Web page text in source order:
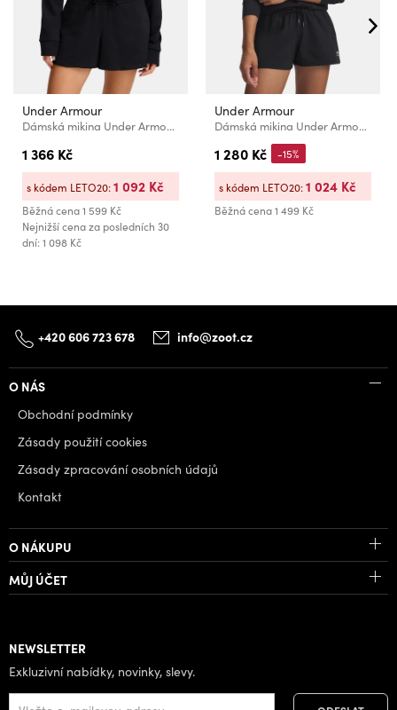
Under Armour
Dámská mikina Under Armour UA Rival Terry Crew
1 366 Kč
Běžná cena1 599 Kč
Nejnižší cena za posledních 30
dní: 1 098 Kč
s kódem LETO20:1 092 Kč
Under Armour
Dámská mikina Under Armour Sport Terry Crew
1 280 Kč
Běžná cena1 499 Kč
-15%
s kódem LETO20:1 024 Kč
+420 606 723 678 info@zoot.cz
O NÁS
Obchodní podmínky
Zásady použití cookies
Zásady zpracování osobních údajů
Kontakt
O NÁKUPU
MŮJ ÚČET
NEWSLETTER
Exkluzivní nabídky, novinky, slevy.